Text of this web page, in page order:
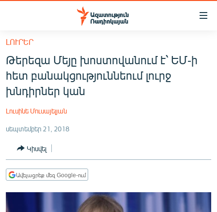
Մատչելիության
հիմնական
բովանդակությանը
Անցնել
հիմնական
մենյուին
ՀԱՅԱՍՏԱՆ
ՔԱՂԱՔԱԿԱՆ
ՏՆՏԵՍՈՒԹՅՈՒՆ
ՂԱՐԱԲԱՂ
ՏԱՐԱԾԱՇՐՋԱՆ
ԼՈՒՐԵՐ
Թերեզա Մեյը խոստովանում է՝ ԵՄ-ի
հետ բանակցություննեում լուրջ
խնդիրներ կան
Լուսինե Մուսայելյան
սեպտեմբեր 21, 2018
Կիսվել
Ավելացրեք մեզ Google-ում